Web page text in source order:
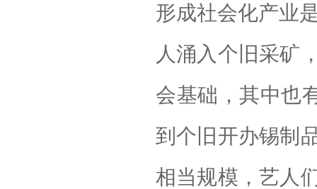
形成社会化产业
人涌入个旧采矿
会基础，其中也
到个旧开办锡制
相当规模，艺人